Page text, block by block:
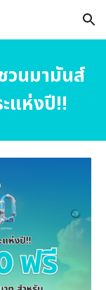
Skip to navigation
วนมามันส์
ะแห่งปี!!